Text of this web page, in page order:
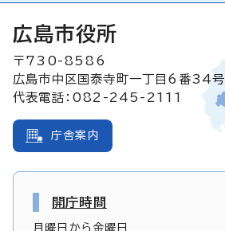
広島市役所
〒730-8586
広島市中区国泰寺町一丁目6番34号
代表電話：082-245-2111
庁舎案内
開庁時間
月曜日から金曜日